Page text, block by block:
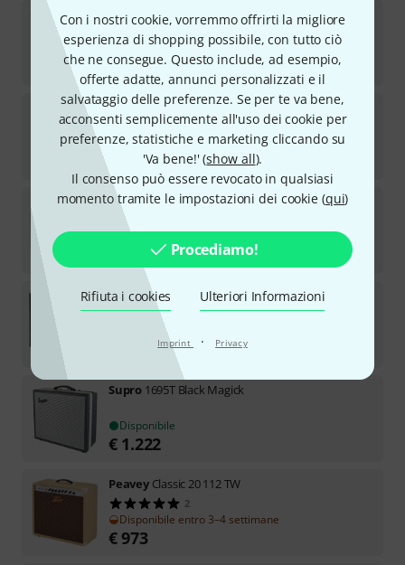
Con i nostri cookie, vorremmo offrirti la migliore
esperienza di shopping possibile, con tutto ciò
che ne consegue. Questo include, ad esempio,
offerte adatte, annunci personalizzati e il
salvataggio delle preferenze. Se per te va bene,
acconsenti semplicemente all'uso dei cookie per
preferenze, statistiche e marketing cliccando su
'Va bene!' (show all).
Il consenso può essere revocato in qualsiasi
momento tramite le impostazioni dei cookie (qui)
Procediamo!
Rifiuta i cookies Ulteriori Informazioni
Imprint · Privacy
Supro Montauk 1x10 BL
Disponibile
€899
FenderHot Rod Deville 212 IV B-Stock
Disponibile
1.199
Fender 68 Custom Vibro Champ B-Stock
PRSSonzera 20 Combo LTD Paisley
Disponibile
Supro 1695T Black Magick
Disponibile
€ 1.222
Peavey Classic 20 112 TW
2
Disponibile entro 3–4 settimane
€973